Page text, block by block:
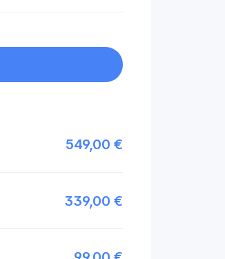
549,00 €
339,00 €